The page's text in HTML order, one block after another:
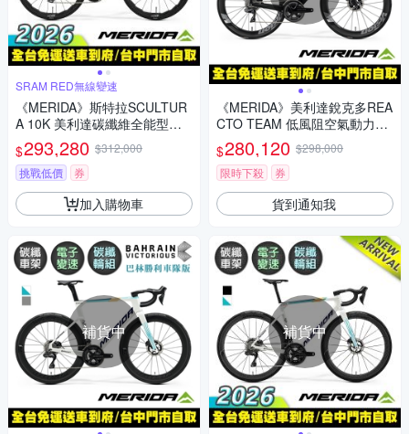
SRAM RED無線變速
《MERIDA》斯特拉SCULTUR
A 10K 美利達碳纖維全能型碟
煞跑車 無附踏板/SRAM RED無
線變速/ZIPP碳纖輪組/美利達2
026
$293,280 $312,000
挑戰低價
券
加入購物車
補貨中
《MERIDA》美利達銳克多REA
CTO TEAM 低風阻空氣動力碳
纖跑車 無附踏板/電變/功率計/
碳纖輪組/巴林勝利車隊
$280,120 $298,000
限時下殺
券
貨到通知我
補貨中